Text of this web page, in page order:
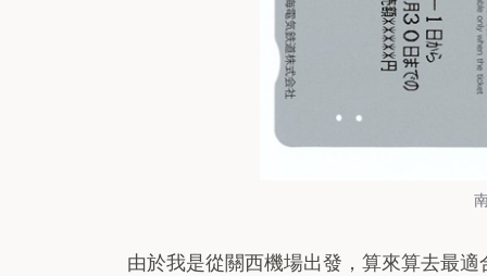
由於我是從關西機場出發，算來算去最